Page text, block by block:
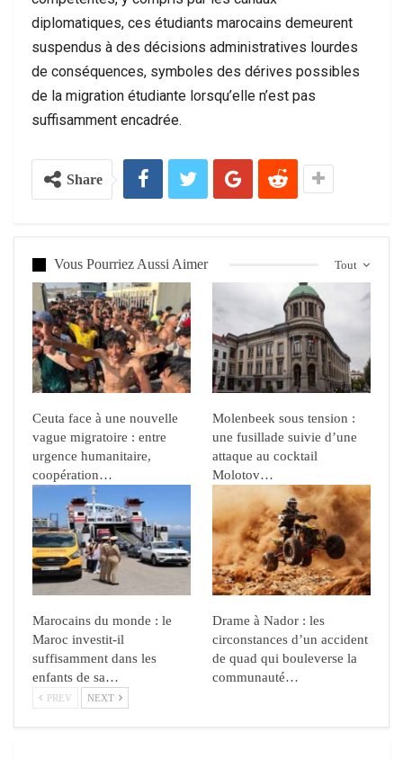
diplomatiques, ces étudiants marocains demeurent
suspendus à des décisions administratives lourdes
de conséquences, symboles des dérives possibles
de la migration étudiante lorsqu’elle n’est pas
suffisamment encadrée.
Share
Tout
Vous Pourriez Aussi Aimer
Ceuta face à une nouvelle
vague migratoire : entre
urgence humanitaire,
coopération…
Molenbeek sous tension :
une fusillade suivie d’une
attaque au cocktail
Molotov…
Marocains du monde : le
Maroc investit-il
suffisamment dans les
enfants de sa…
Drame à Nador : les
circonstances d’un accident
de quad qui bouleverse la
communauté…
PREV NEXT